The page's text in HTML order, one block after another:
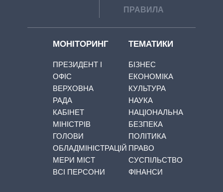
ПРАВИЛА
МОНІТОРИНГ
ПРЕЗИДЕНТ І
ОФІС
ВЕРХОВНА
РАДА
КАБІНЕТ
МІНІСТРІВ
ГОЛОВИ
ОБЛАДМІНІСТРАЦІЙ
МЕРИ МІСТ
ВСІ ПЕРСОНИ
ТЕМАТИКИ
БІЗНЕС
ЕКОНОМІКА
КУЛЬТУРА
НАУКА
НАЦІОНАЛЬНА
БЕЗПЕКА
ПОЛІТИКА
ПРАВО
СУСПІЛЬСТВО
ФІНАНСИ